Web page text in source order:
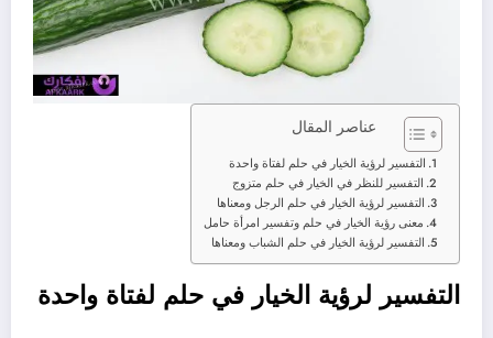
عناصر المقال
التفسير لرؤية الخيار في حلم لفتاة واحدة
التفسير للنظر في الخيار في حلم متزوج
التفسير لرؤية الخيار في حلم الرجل ومعناها
معنى رؤية الخيار في حلم وتفسير امرأة حامل
التفسير لرؤية الخيار في حلم الشباب ومعناها
التفسير لرؤية الخيار في حلم لفتاة واحدة